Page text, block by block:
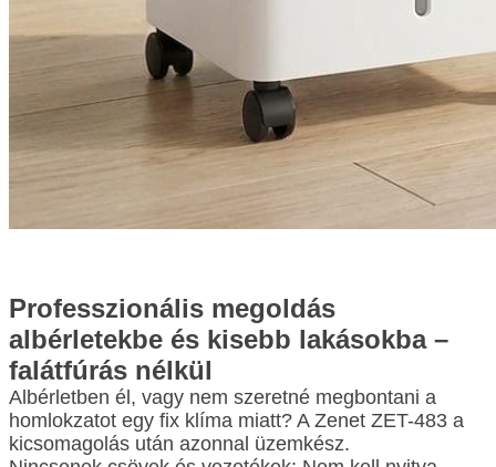
Professzionális megoldás
albérletekbe és kisebb lakásokba –
falátfúrás nélkül
Albérletben él, vagy nem szeretné megbontani a
homlokzatot egy fix klíma miatt? A Zenet ZET-483 a
kicsomagolás után azonnal üzemkész.